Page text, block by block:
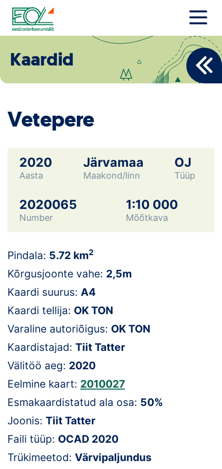
Liigu
sisu
juurde
Estonian Orienteering Federation
Eesti Orienteerumine 100!
Toetamine
Telli litsents!
Noored
Loha
EOL
Galerii
Kalender
Koondised
Tule klubisse!
Tulemused
Dokumendid
Klubid
Kaardid
Vetepere
2020
Aasta
Järvamaa
Maakond/linn
OJ
Tüüp
2020065
Number
1:10 000
Mõõtkava
Pindala: 5.72 km2
Kõrgusjoonte vahe: 2,5m
Kaardi suurus: A4
Kaardi tellija: OK TON
Varaline autoriõigus: OK TON
Kaardistajad: Tiit Tatter
Välitöö aeg: 2020
Eelmine kaart: 2010027
Esmakaardistatud ala osa: 50%
Joonis: Tiit Tatter
Faili tüüp: OCAD 2020
Trükimeetod: Värvipaljundus